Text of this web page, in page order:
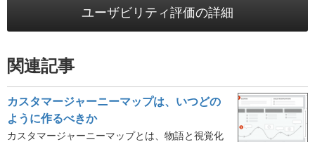
ユーザビリティ評価の詳細
関連記事
カスタマージャーニーマップは、いつどの
ように作るべきか
カスタマージャーニーマップとは、物語と視覚化